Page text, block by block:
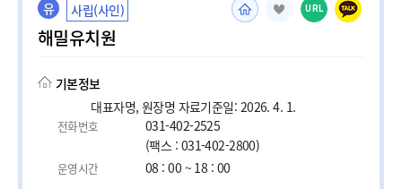
유 사립(사인)
해밀유치원
URL
기본정보
대표자명, 원장명 자료기준일: 2026. 4. 1.
전화번호
031-402-2525
(팩스 : 031-402-2800)
운영시간 08 : 00 ~ 18 : 00